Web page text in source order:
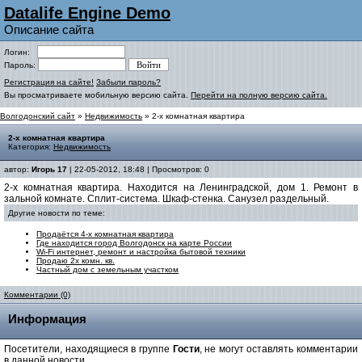
Datalife Engine Demo
Описание сайта
Логин:
Пароль:
Регистрация на сайте! Забыли пароль?
Вы просматриваете мобильную версию сайта. Перейти на полную версию сайта.
Волгодонский сайт » Недвижимость » 2-х комнатная квартира
2-х комнатная квартира
Категория: Недвижимость
автор: Игорь 17 | 22-05-2012, 18:48 | Просмотров: 0
2-х комнатная квартира. Находится на Ленинградской, дом 1. Ремонт в
зальной комнате. Сплит-система. Шкаф-стенка. Санузел раздельный.
Другие новости по теме:
Продаётся 4-х комнатная квартира
Где находится город Волгодонск на карте России
Wi-Fi интернет, ремонт и настройка бытовой техники
Продаю 2х комн. кв.
Частный дом с земельным участком
Комментарии (0)
Информация
Посетители, находящиеся в группе Гости, не могут оставлять комментарии